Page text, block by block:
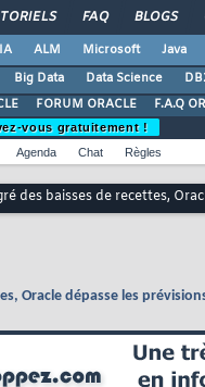
FAQ BLOGS
IA ALM Microsoft Java
Big Data Data Science
FORUM ORACLE F.A.Q
vous gratuitement !
Agenda Chat Règles
des baisses de recettes,
Oracle dépasse les